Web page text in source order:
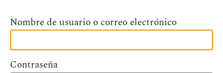
Nombre de usuario o correo electrónico
Contraseña